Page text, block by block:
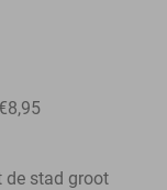
de stad groot